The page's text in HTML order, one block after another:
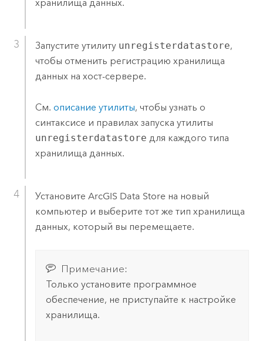
хранилища данных.
Запустите утилиту unregisterdatastore,
чтобы отменить регистрацию хранилища
данных на хост-сервере.
См. описание утилиты, чтобы узнать о
синтаксисе и правилах запуска утилиты
unregisterdatastore для каждого типа
хранилища данных.
Установите ArcGIS Data Storeна новый
компьютер и выберите тот же тип хранилища
данных, который вы перемещаете.
Примечание:
Только установите программное
обеспечение, не приступайте к настройке
хранилища.